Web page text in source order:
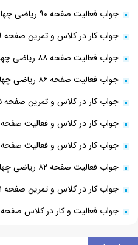
جواب فعالیت صفحه ۹۰ ریاضی چهارم ✅ با توضیح
جواب کار در کلاس و تمرین صفحه ۸۹ ریاضی چهارم ✅ با توضیح
جواب فعالیت صفحه ۸۸ ریاضی چهارم ✅ با توضیح
جواب فعالیت صفحه ۸۶ ریاضی چهارم ✅ با توضیح
جواب کار در کلاس و تمرین صفحه ۸۵ ریاضی چهارم ✅ با توضیح
جواب کار در کلاس و فعالیت صفحه ۸۴ ریاضی چهارم ✅ با توضیح
جواب کار در کلاس و فعالیت صفحه ۸۳ ریاضی چهارم ✅ با توضیح
جواب فعالیت صفحه ۸۲ ریاضی چهارم ✅ با توضیح
جواب کار در کلاس و تمرین صفحه ۸۱ ریاضی چهارم ✅ با توضیح
جواب فعالیت و کار در کلاس صفحه ۸۰ ریاضی چهارم ✅ با توضیح